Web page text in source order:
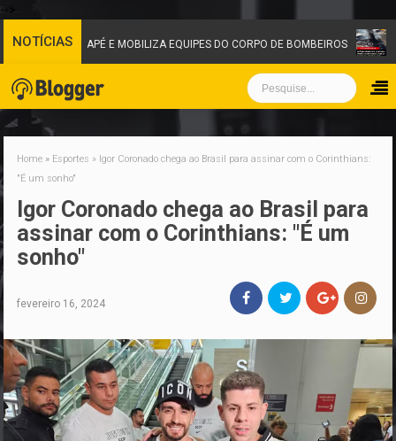
-->
NOTÍCIAS
E MOBILIZA EQUIPES DO CORPO DE BOMBEIROS NOTICIAS
Home » Esportes » Igor Coronado chega ao Brasil para assinar com o Corinthians:
"É um sonho"
Igor Coronado chega ao Brasil para
assinar com o Corinthians: "É um
sonho"
fevereiro 16, 2024